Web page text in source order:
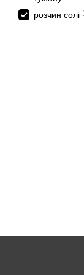
розчин солі